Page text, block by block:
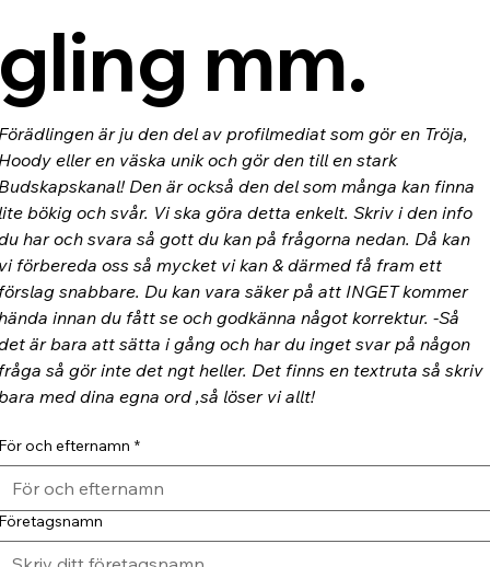
mm.
är ju den del av profilmediat som gör en Tröja,
eller en väska unik och gör den till en stark
Den är också den del som många kan finna
bökig och svår. Vi ska göra detta enkelt. Skriv i den info
har och svara så gott du kan på frågorna nedan. Då kan
förbereda oss så mycket vi kan & därmed få fram ett
snabbare. Du kan vara säker på att INGET kommer
innan du fått se och godkänna något korrektur. -Så
är bara att sätta i gång och har du inget svar på någon
så gör inte det ngt heller. Det finns en textruta så skriv
med dina egna ord ,så löser vi allt!
och efternamn *